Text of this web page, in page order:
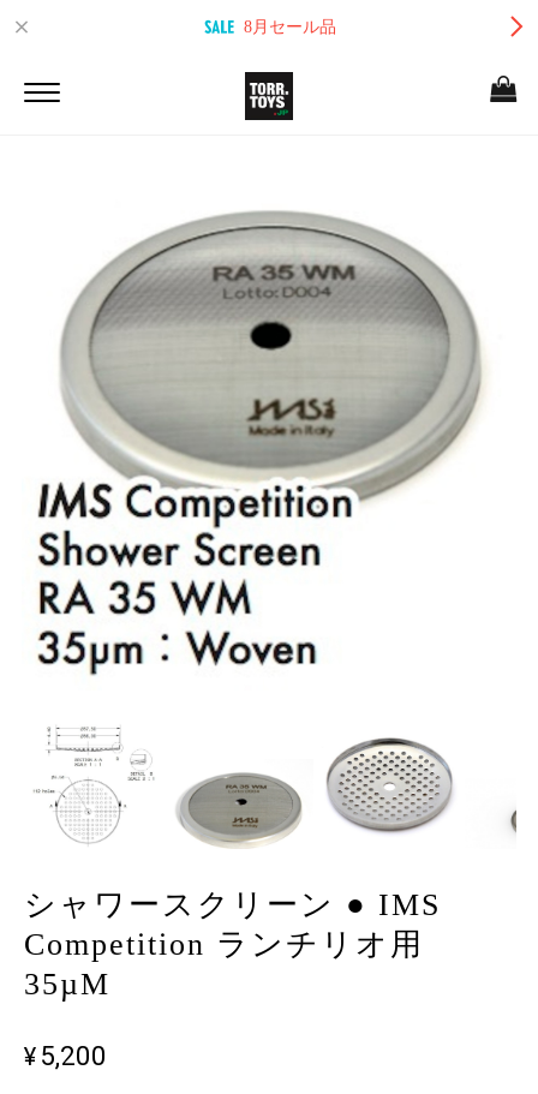
8月セール品
シャワースクリーン ● IMS
Competition ランチリオ用
35µM
¥5,200